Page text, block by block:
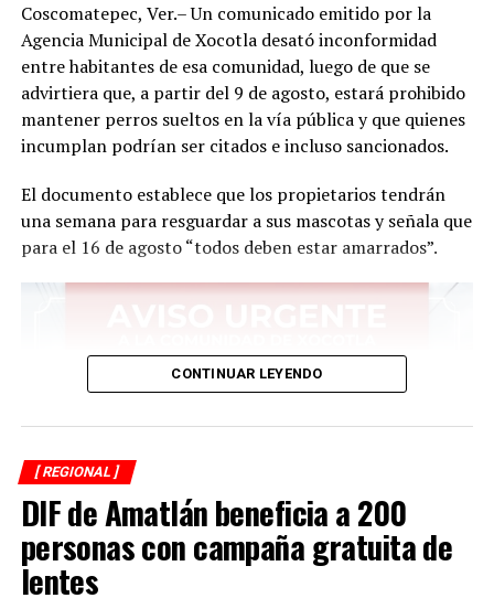
Coscomatepec, Ver.– Un comunicado emitido por la
Agencia Municipal de Xocotla desató inconformidad
entre habitantes de esa comunidad, luego de que se
advirtiera que, a partir del 9 de agosto, estará prohibido
mantener perros sueltos en la vía pública y que quienes
incumplan podrían ser citados e incluso sancionados.
El documento establece que los propietarios tendrán
una semana para resguardar a sus mascotas y señala que
para el 16 de agosto “todos deben estar amarrados”.
CONTINUAR LEYENDO
[ REGIONAL ]
DIF de Amatlán beneficia a 200
personas con campaña gratuita de
lentes